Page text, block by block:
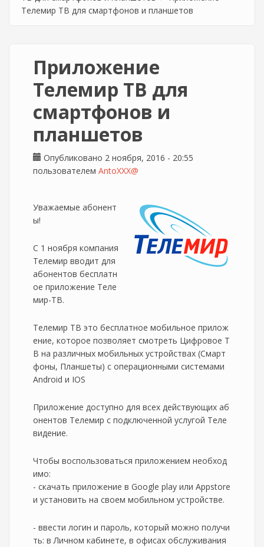
Телемир ТВ для смартфонов и планшетов
Приложение
Телемир ТВ для
смартфонов и
планшетов
Опубликовано 2 ноября, 2016 - 20:55
пользователем AntoXXX@
Уважаемые абонент
ы!
С 1 ноября компания
Телемир вводит для
абонентов бесплатн
ое приложение Теле
мир-ТВ.
Телемир ТВ это бесплатное мобильное прилож
ение, которое позволяет смотреть Цифровое Т
В на различных мобильных устройствах (Смарт
фоны, Планшеты) c операционными системами
Android и IOS
Приложение доступно для всех действующих аб
онентов Телемир с подключенной услугой Теле
видение.
Чтобы воспользоваться приложением необход
имо:
- скачать приложение в Google play или Appstore
и установить на своем мобильном устройстве.
- ввести логин и пароль, который можно получи
ть: в Личном кабинете, в офисах обслуживания